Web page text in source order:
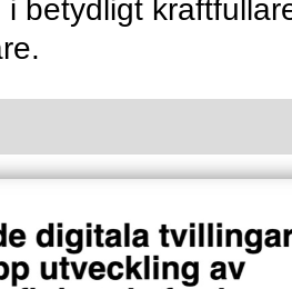
betydligt